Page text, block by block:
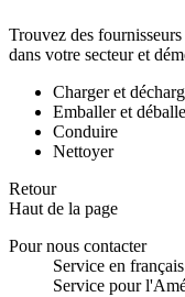
Trouvez des
dans votre secteur et
Charger et
Emballer et
Conduire
Nettoyer
Retour
Haut de la page
Pour nous contacter
Service en
Service pour